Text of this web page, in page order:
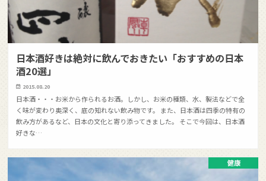
日本酒好きは絶対に飲んでおきたい「おすすめの日本
酒20選」
2015.08.20
日本酒・・・お米から作られるお酒。しかし、お米の種類、水、製法などで全
く味が変わり奥深く、底の知れない飲み物です。 また、日本酒は四季の特有の
飲み方があるなど、日本の文化と寄り添ってきました。 そこで今回は、日本酒
好きな…
健康